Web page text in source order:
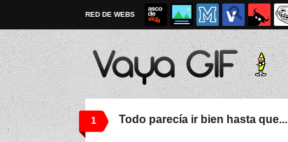
RED DE WEBS
1 Todo parecía ir bien hasta que...